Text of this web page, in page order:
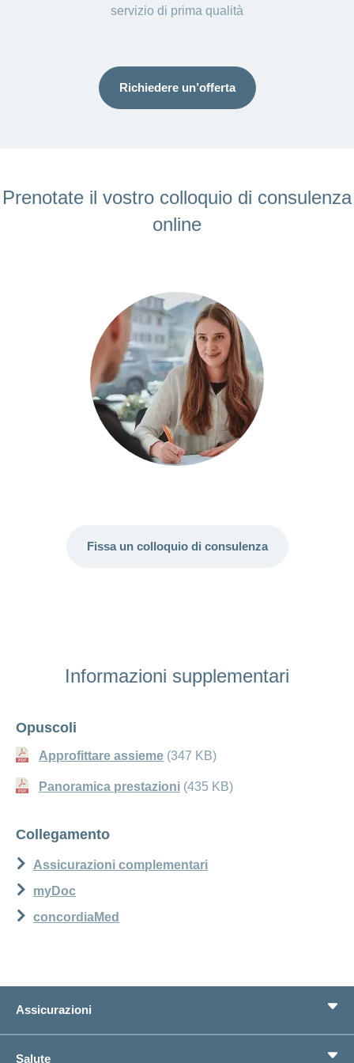
servizio di prima qualità
Richiedere un’offerta
Prenotate il vostro colloquio di consulenza
online
Fissa un colloquio di consulenza
Informazioni supplementari
Opuscoli
Approfittare assieme (347 KB)
Panoramica prestazioni (435 KB)
Collegamento
Assicurazioni complementari
myDoc
concordiaMed
Assicurazioni
Salute